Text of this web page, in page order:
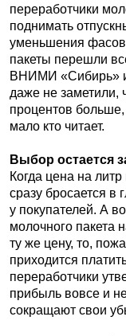
переработчики
поднимать
уменьшения
пакеты перешли
ВНИМИ «Сибирь» и
даже не заметили,
процентов больше,
мало кто читает.
Выбор остается
Когда цена на
сразу бросается в
у покупателей. А
молочного пакета
ту же цену, то,
приходится
переработчики
прибыль вовсе и
сокращают свои